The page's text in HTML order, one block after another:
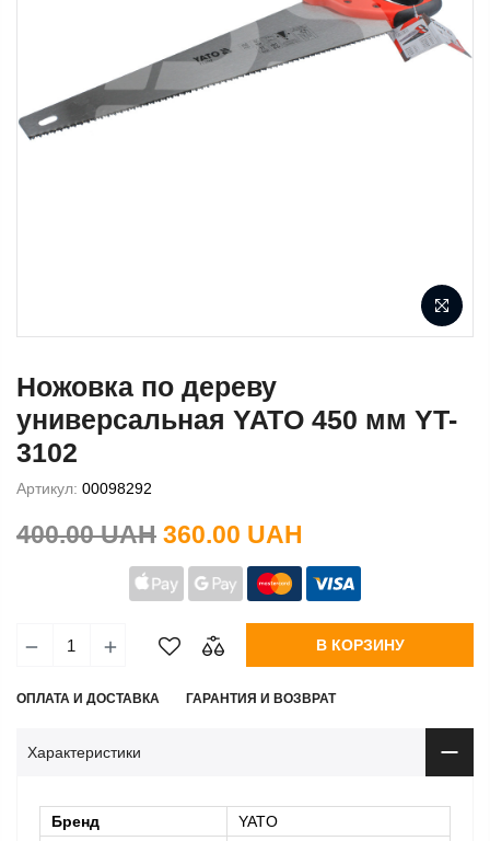
Ножовка по дереву
универсальная YATO 450 мм YT-
3102
Артикул: 00098292
400.00 UAH 360.00 UAH
В КОРЗИНУ
ОПЛАТА И ДОСТАВКА ГАРАНТИЯ И ВОЗВРАТ
Характеристики
Бренд
YATO